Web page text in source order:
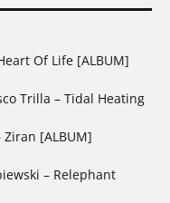
Of Life [ALBUM]
Trilla – Tidal Heating
Ziran [ALBUM]
– Relephant